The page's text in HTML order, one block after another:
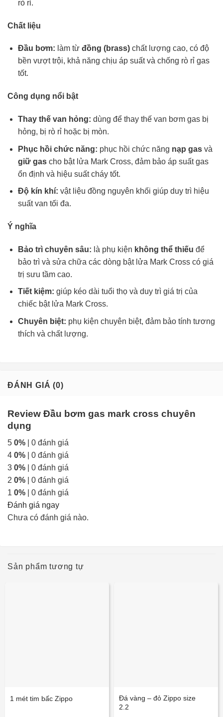
rò rỉ.
Chất liệu
Đầu bơm: làm từ đồng (brass)chất lượng cao, có độ
bền vượt trội, khả năng chịu áp suất và chống rò rỉ gas
tốt.
Công dụng nổi bật
Thay thế van hỏng: dùng để thay thế van bơm gas bị
hỏng, bị rò rỉ hoặc bị mòn.
Phục hồi chức năng: phục hồi chức năng nạp gasvà
giữ gascho bật lửa Mark Cross, đảm bảo áp suất gas
ổn định và hiệu suất cháy tốt.
Độ kín khí: vật liệu đồng nguyên khối giúp duy trì hiệu
suất van tối đa.
Ý nghĩa
Bảo trì chuyên sâu: là phụ kiện không thể thiếu để
bảo trì và sửa chữa các dòng bật lửa Mark Cross có giá
trị sưu tầm cao.
Tiết kiệm: giúp kéo dài tuổi thọ và duy trì giá trị của
chiếc bật lửa Mark Cross.
Chuyên biệt: phụ kiện chuyên biệt, đảm bảo tính tương
thích và chất lượng.
ĐÁNH GIÁ (0)
Review Đầu bơm gas mark cross chuyên
dụng
5 0% | 0 đánh giá
4 0% | 0 đánh giá
3 0% | 0 đánh giá
2 0% | 0 đánh giá
1 0% | 0 đánh giá
Đánh giá ngay
Chưa có đánh giá nào.
Sản phẩm tương tự
1 mét tim bấc Zippo
Đá vàng – đỏ Zippo size
2.2